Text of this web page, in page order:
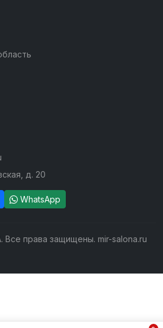
д. 20
WhatsApp
права защищены. mir-salona.ru